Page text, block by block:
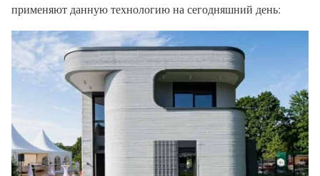
применяют данную технологию на сегодняшний день: